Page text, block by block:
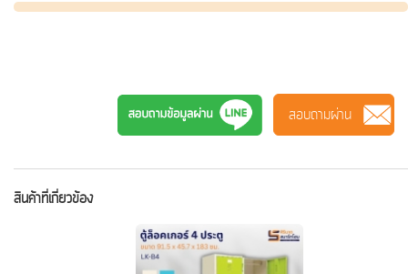
สอบถามผ่าน
สินค้าที่เกี่ยวข้อง